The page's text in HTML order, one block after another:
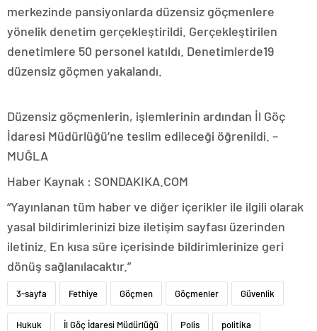
merkezinde pansiyonlarda düzensiz göçmenlere
yönelik denetim gerçekleştirildi. Gerçekleştirilen
denetimlere 50 personel katıldı. Denetimlerde19
düzensiz göçmen yakalandı.
Düzensiz göçmenlerin, işlemlerinin ardından İl Göç
İdaresi Müdürlüğü’ne teslim edileceği öğrenildi. –
MUĞLA
Haber Kaynak : SONDAKIKA.COM
“Yayınlanan tüm haber ve diğer içerikler ile ilgili olarak
yasal bildirimlerinizi bize iletişim sayfası üzerinden
iletiniz. En kısa süre içerisinde bildirimlerinize geri
dönüş sağlanılacaktır.”
3-sayfa Fethiye Göçmen Göçmenler Güvenlik
Hukuk İl Göç İdaresi Müdürlüğü Polis politika